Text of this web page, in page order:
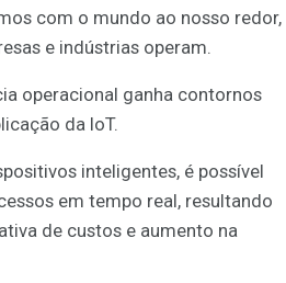
com o mundo ao nosso redor,
e indústrias operam.
operacional ganha contornos
da IoT.
inteligentes, é possível
em tempo real, resultando
de custos e aumento na